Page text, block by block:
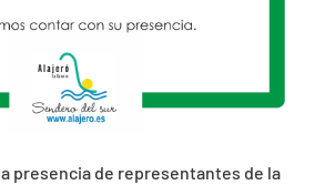
presencia de representantes de la